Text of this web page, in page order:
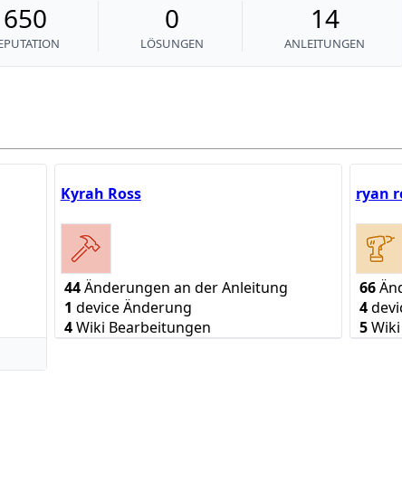
650 0
LÖSUNGEN
14
ANLEITUNGEN
Kyrah Ross
44Änderungen an der Anleitung
1 device Änderung
4Wiki Bearbeitungen
ryan
66
4
5Wiki